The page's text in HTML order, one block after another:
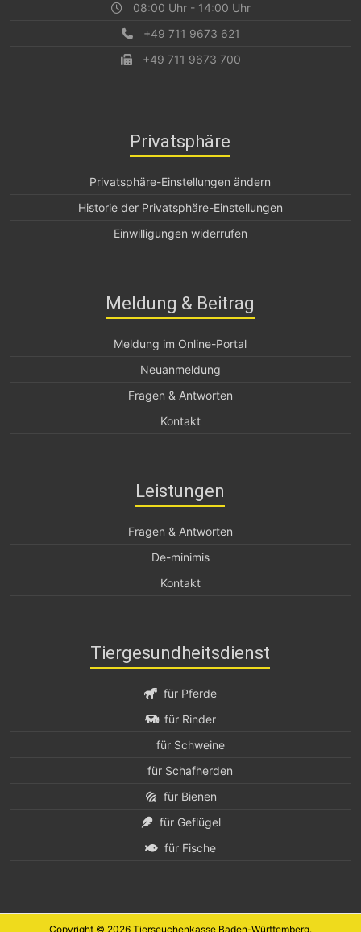
08:00 Uhr - 14:00 Uhr
+49 711 9673 621
+49 711 9673 700
Privatsphäre
Privatsphäre-Einstellungen ändern
Historie der Privatsphäre-Einstellungen
Einwilligungen widerrufen
Meldung & Beitrag
Meldung im Online-Portal
Neuanmeldung
Fragen & Antworten
Kontakt
Leistungen
Fragen & Antworten
De-minimis
Kontakt
Tiergesundheitsdienst
für Pferde
für Rinder
für Schweine
für Schafherden
für Bienen
für Geflügel
für Fische
Copyright © 2026 Tierseuchenkasse Baden-Württemberg.